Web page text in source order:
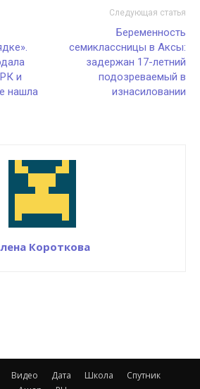
и
нашла
Следующая статья
Беременность
семиклассницы в Аксы:
задержан 17-летний
подозреваемый в
изнасиловании
Короткова
Видео Дата Школа
Спутник